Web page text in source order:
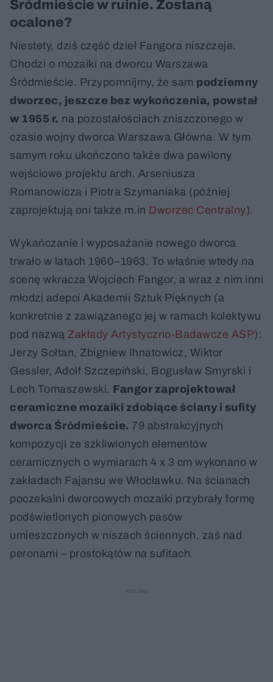
Śródmieście w ruinie. Zostaną
ocalone?
Niestety, dziś część dzieł Fangora niszczeje.
Chodzi o mozaiki na dworcu Warszawa
Śródmieście. Przypomnijmy, że sam podziemny
dworzec, jeszcze bez wykończenia, powstał
w 1955 r. na pozostałościach zniszczonego w
czasie wojny dworca Warszawa Główna. W tym
samym roku ukończono także dwa pawilony
wejściowe projektu arch. Arseniusza
Romanowicza i Piotra Szymaniaka (później
zaprojektują oni także m.in Dworzec Centralny).
Wykańczanie i wyposażanie nowego dworca
trwało w latach 1960–1963. To właśnie wtedy na
scenę wkracza Wojciech Fangor, a wraz z nim inni
młodzi adepci Akademii Sztuk Pięknych (a
konkretnie z zawiązanego jej w ramach kolektywu
pod nazwą Zakłady Artystyczno-Badawcze ASP):
Jerzy Sołtan, Zbigniew Ihnatowicz, Wiktor
Gessler, Adolf Szczepiński, Bogusław Smyrski i
Lech Tomaszewski. Fangor zaprojektował
ceramiczne mozaiki zdobiące ściany i sufity
dworca Śródmieście. 79 abstrakcyjnych
kompozycji ze szkliwionych elementów
ceramicznych o wymiarach 4 x 3 cm wykonano w
zakładach Fajansu we Włocławku. Na ścianach
poczekalni dworcowych mozaiki przybrały formę
podświetlonych pionowych pasów
umieszczonych w niszach ściennych, zaś nad
peronami – prostokątów na sufitach.